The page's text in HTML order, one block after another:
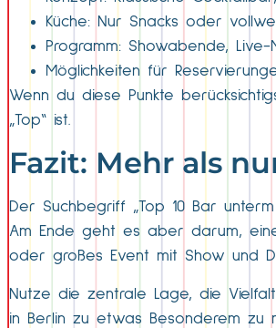
Küche: Nur Snacks oder
Programm: Showabende,
Möglichkeiten für
Wenn du diese Punkte
„Top“ ist.
Fazit: Mehr als
Der Suchbegriff „Top 10 Bar
Am Ende geht es aber darum,
oder großes Event mit Show und
Nutze die zentrale Lage, die
in Berlin zu etwas Besonderem zu